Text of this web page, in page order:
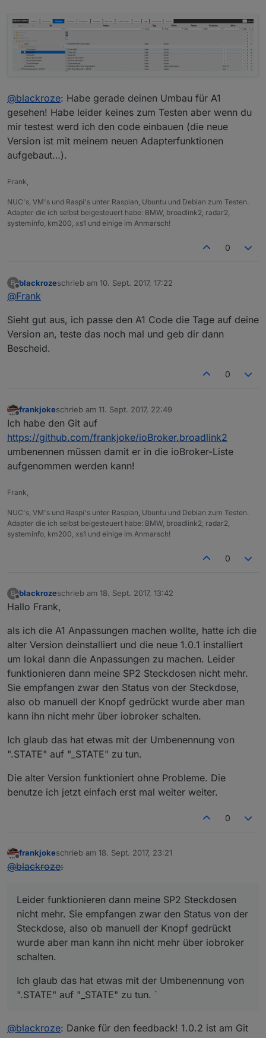
@blackroze: Habe gerade deinen Umbau für A1
gesehen! Habe leider keines zum Testen aber wenn du
mir testest werd ich den code einbauen (die neue
Version ist mit meinem neuen Adapterfunktionen
aufgebaut…).
Frank,
NUC's, VM's und Raspi's unter Raspian, Ubuntu und Debian zum Testen.
Adapter die ich selbst beigesteuert habe: BMW, broadlink2, radar2,
systeminfo, km200, xs1 und einige im Anmarsch!
0
B
Offline
blackrozeschrieb am 10. Sept. 2017, 17:22
zuletzt editiert von
@Frank
Sieht gut aus, ich passe den A1 Code die Tage auf deine
Version an, teste das noch mal und geb dir dann
Bescheid.
0
Offline
frankjokeschrieb am 11. Sept. 2017, 22:49
zuletzt editiert von
Ich habe den Git auf
https://github.com/frankjoke/ioBroker.broadlink2
umbenennen müssen damit er in die ioBroker-Liste
aufgenommen werden kann!
Frank,
NUC's, VM's und Raspi's unter Raspian, Ubuntu und Debian zum Testen.
Adapter die ich selbst beigesteuert habe: BMW, broadlink2, radar2,
systeminfo, km200, xs1 und einige im Anmarsch!
0
B
Offline
blackrozeschrieb am 18. Sept. 2017, 13:42
zuletzt editiert von
Hallo Frank,
als ich die A1 Anpassungen machen wollte, hatte ich die
alter Version deinstalliert und die neue 1.0.1 installiert
um lokal dann die Anpassungen zu machen. Leider
funktionieren dann meine SP2 Steckdosen nicht mehr.
Sie empfangen zwar den Status von der Steckdose,
also ob manuell der Knopf gedrückt wurde aber man
kann ihn nicht mehr über iobroker schalten.
Ich glaub das hat etwas mit der Umbenennung von
".STATE" auf "_STATE" zu tun.
Die alter Version funktioniert ohne Probleme. Die
benutze ich jetzt einfach erst mal weiter weiter.
0
Offline
frankjokeschrieb am 18. Sept. 2017, 23:21
zuletzt editiert von
@blackroze:
Leider funktionieren dann meine SP2 Steckdosen
nicht mehr. Sie empfangen zwar den Status von der
Steckdose, also ob manuell der Knopf gedrückt
wurde aber man kann ihn nicht mehr über iobroker
schalten.
Ich glaub das hat etwas mit der Umbenennung von
".STATE" auf "_STATE" zu tun. `
@blackroze: Danke für den feedback! 1.0.2 ist am Git